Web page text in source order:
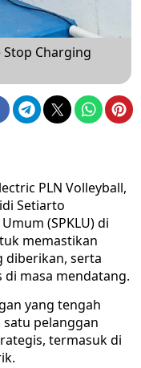
Stop Charging
PLN Volleyball,
Setiarto
(SPKLU) di
memastikan
diberikan, serta
masa mendatang.
yang tengah
satu pelanggan
termasuk di